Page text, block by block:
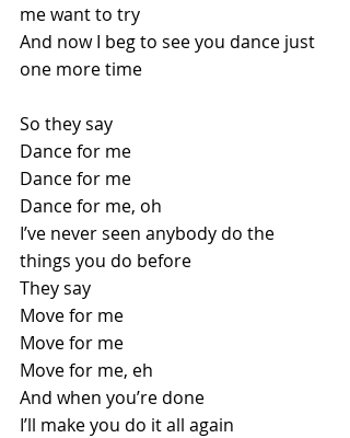
me want to try
And now I beg to see you dance just
one more time
So they say
Dance for me
Dance for me
Dance for me, oh
I’ve never seen anybody do the
things you do before
They say
Move for me
Move for me
Move for me, eh
And when you’re done
I’ll make you do it all again